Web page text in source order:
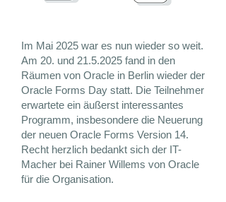
Im Mai 2025 war es nun wieder so weit.
Am 20. und 21.5.2025 fand in den
Räumen von Oracle in Berlin wieder der
Oracle Forms Day statt. Die Teilnehmer
erwartete ein äußerst interessantes
Programm, insbesondere die Neuerung
der neuen Oracle Forms Version 14.
Recht herzlich bedankt sich der IT-
Macher bei Rainer Willems von Oracle
für die Organisation.